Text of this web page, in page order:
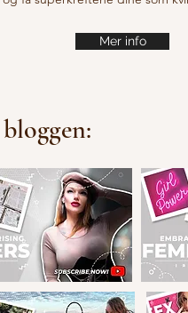
Mer info